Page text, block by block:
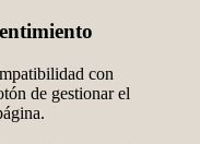
con
de gestionar el